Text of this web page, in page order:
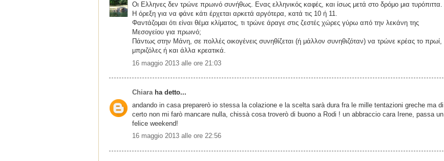
Οι Ελληνες δεν τρώνε πρωινό συνήθως. Ενας ελληνικός καφές, και ίσως μετά στο δρόμο μια τυρόπιττα.
Η όρεξη για να φάνε κάτι έρχεται αρκετά αργότερα, κατά τις 10 ή 11.
Φαντάζομαι ότι είναι θέμα κλίματος, τι τρώνε άραγε στις ζεστές χώρες γύρω από την λεκάνη της
Μεσογείου για πρωινό;
Πάντως στην Μάνη, σε πολλές οικογένεις συνηθίζεται (ή μάλλον συνηθιζόταν) να τρώνε κρέας το πρωί,
μπριζόλες ή και άλλα κρεατικά.
16 maggio 2013 alle ore 21:03
Chiara ha detto...
andando in casa preparerò io stessa la colazione e la scelta sarà dura fra le mille tentazioni greche ma di
certo non mi farò mancare nulla, chissà cosa troverò di buono a Rodi ! un abbraccio cara Irene, passa un
felice weekend!
16 maggio 2013 alle ore 22:56